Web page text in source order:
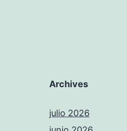
Archives
julio 2026